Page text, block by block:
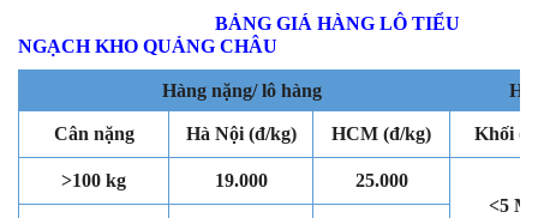
BẢNG GIÁ HÀNG LÔ TIỂU
NGẠCH KHO QUẢNG CHÂU
Hàng nặng/ lô hàng Hàng cồng
Cân nặng Hà Nội (đ/kg) HCM (đ/kg) Khối
>100 kg 19.000 25.000
<5